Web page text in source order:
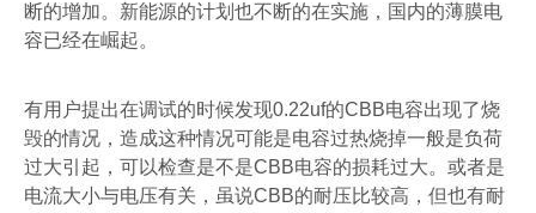
断的增加。新能源的计划也不断的在实施，国内的薄膜电
容已经在崛起。
有用户提出在调试的时候发现0.22uf的CBB电容出现了烧
毁的情况，造成这种情况可能是电容过热烧掉一般是负荷
过大引起，可以检查是不是CBB电容的损耗过大。或者是
电流大小与电压有关，虽说CBB的耐压比较高，但也有耐